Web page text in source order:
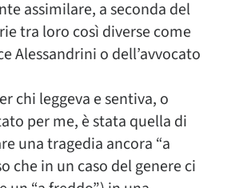
assimilare, a seconda del
tra loro così diverse come
Alessandrini o dell’avvocato
chi leggeva e sentiva, o
per me, è stata quella di
una tragedia ancora “a
che in un caso del genere ci